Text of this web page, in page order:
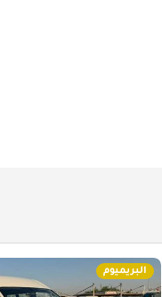
البريميوم